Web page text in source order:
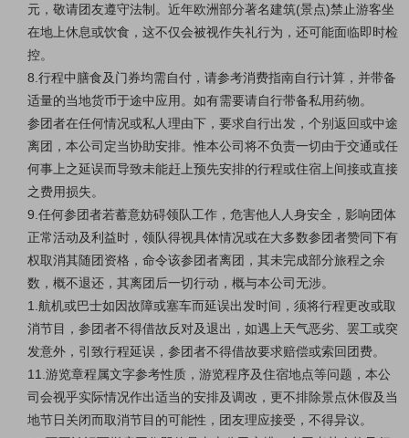
元，敬请团友遵守法制。近年欧洲部分著名建筑(景点)禁止游客坐
在地上休息或饮食，这不仅会被视作失礼行为，还可能面临即时检
控。
8.行程中膳食及门券均需自付，请参考消费指南自行计算，并带备
适量的当地货币于途中应用。如有需要请自行带备私用药物。
参团者在任何情况或私人理由下，要求自行出发，个别返回或中途
离团，本公司定当协助安排。惟本公司将不负责一切由于交通或任
何事上之延误而导致未能赶上预先安排的行程或住宿上间接或直接
之费用损失。
9.任何参团者若蓄意妨碍领队工作，危害他人人身安全，影响团体
正常活动及利益时，领队得视具体情况或在大多数参团者赞同下有
权取消其随团资格，命令该参团者离团，其未完成部分旅程之余
数，概不退还，其离团后一切行动，概与本公司无涉。
1.航机或巴士如因故障或塞车而延误出发时间，须将行程更改或取
消节目，参团者不得借故反对及退出，如遇上天气恶劣、罢工或突
发意外，引致行程延误，参团者不得借故要求赔偿或索回团费。
11.游览章程属文字参考性质，游览程序及住宿地点等问题，本公
司会视乎实际情况作出适当的安排及调改，更不排除景点休假及当
地节日关闭而取消节目的可能性，团友理应接受，不得异议。